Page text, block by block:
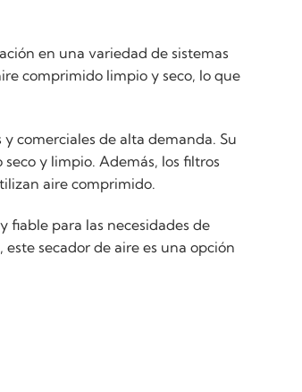
en una variedad de sistemas
comprimido limpio y seco, lo que
comerciales de alta demanda. Su
y limpio. Además, los filtros
aire comprimido.
fiable para las necesidades de
secador de aire es una opción